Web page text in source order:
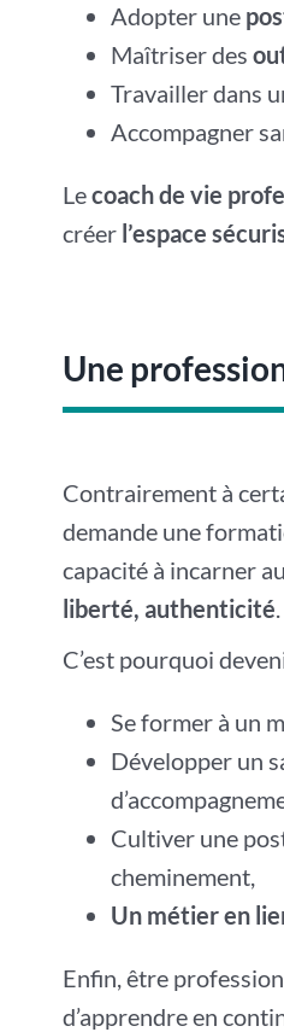
Adopter une
Maîtriser des
Travailler dans
Accompagner
Lecoach de vie
créer l’espace
Une
Contrairement à
demande une
capacité à incarner
liberté, authenticité.
C’est pourquoi
Se former à un
Développer un
Cultiver une
cheminement,
Un métier en
Enfin, être
d’apprendre en